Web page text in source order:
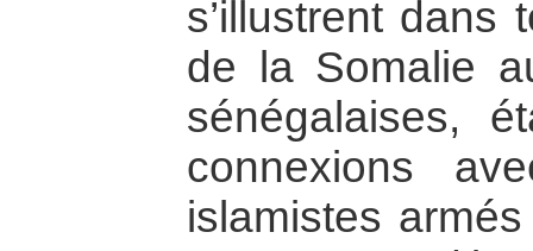
s’illustrent dans
de la Somalie
sénégalaises,
connexions
islamistes